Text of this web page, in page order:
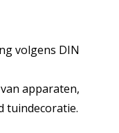
volgens DIN
apparaten,
tuindecoratie.